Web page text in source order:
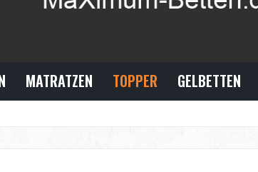
MATRATZEN TOPPER GELBETTEN